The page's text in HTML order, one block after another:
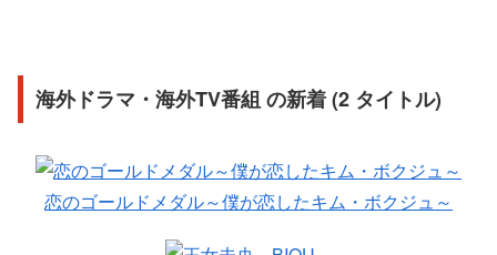
海外ドラマ・海外TV番組 の新着 (2 タイトル)
恋のゴールドメダル～僕が恋したキム・ボクジュ～